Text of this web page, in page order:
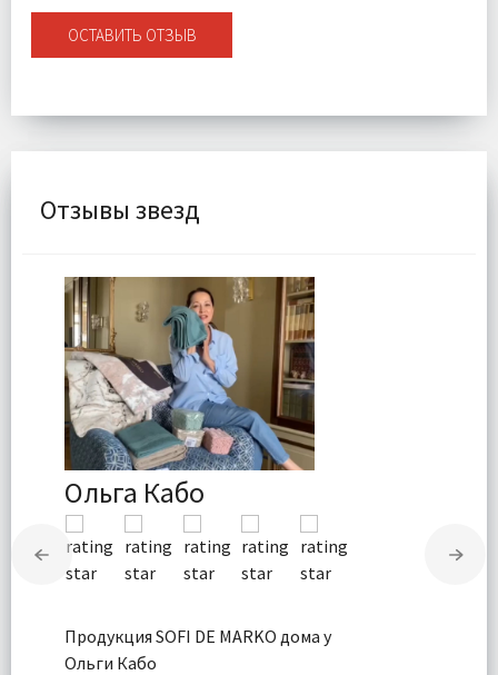
ОСТАВИТЬ ОТЗЫВ
Отзывы звезд
Ольга Кабо
Продукция SOFI DE MARKO дома у
Ольги Кабо